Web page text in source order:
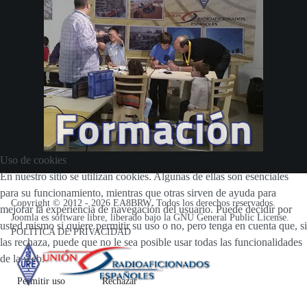
Copyright © 2012 -2026 EA8BRW. Todos los derechos reservados.
Joomla es software libre, liberado bajo la GNU General Public License.
POLÍTICA DE PRIVACIDAD
Uso de cookies
En nuestro sitio se utilizan cookies. Algunas de ellas son esenciales
para su funcionamiento, mientras que otras sirven de ayuda para
mejorar la experiencia de navegación del usuario. Puede decidir por
usted mismo si quiere permitir su uso o no, pero tenga en cuenta que, si
las rechaza, puede que no le sea posible usar todas las funcionalidades
de la web.
Permitir uso Rechazar